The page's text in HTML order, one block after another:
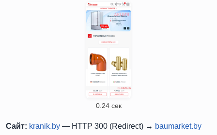
0.24 сек
Сайт: kranik.by — HTTP 300 (Redirect) → baumarket.by